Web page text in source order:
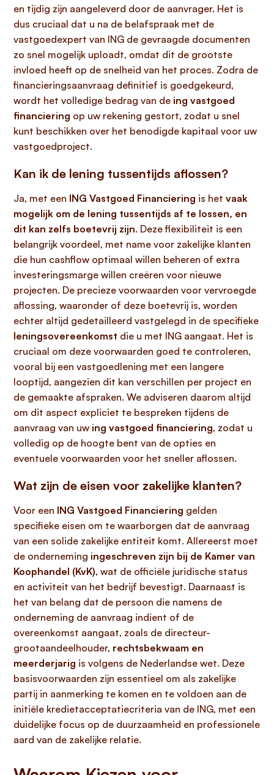
en tijdig zijn aangeleverd door de aanvrager. Het is
dus cruciaal dat u na de belafspraak met de
vastgoedexpert van ING de gevraagde documenten
zo snel mogelijk uploadt, omdat dit de grootste
invloed heeft op de snelheid van het proces. Zodra de
financieringsaanvraag definitief is goedgekeurd,
wordt het volledige bedrag van de ing vastgoed
financiering op uw rekening gestort, zodat u snel
kunt beschikken over het benodigde kapitaal voor uw
vastgoedproject.
Kan ik de lening tussentijds aflossen?
Ja, met een ING Vastgoed Financiering is het vaak
mogelijk om de lening tussentijds af te lossen, en
dit kan zelfs boetevrij zijn. Deze flexibiliteit is een
belangrijk voordeel, met name voor zakelijke klanten
die hun cashflow optimaal willen beheren of extra
investeringsmarge willen creëren voor nieuwe
projecten. De precieze voorwaarden voor vervroegde
aflossing, waaronder of deze boetevrij is, worden
echter altijd gedetailleerd vastgelegd in de specifieke
leningsovereenkomst die u met ING aangaat. Het is
cruciaal om deze voorwaarden goed te controleren,
vooral bij een vastgoedlening met een langere
looptijd, aangezien dit kan verschillen per project en
de gemaakte afspraken. We adviseren daarom altijd
om dit aspect expliciet te bespreken tijdens de
aanvraag van uw ing vastgoed financiering, zodat u
volledig op de hoogte bent van de opties en
eventuele voorwaarden voor het sneller aflossen.
Wat zijn de eisen voor zakelijke klanten?
Voor een ING Vastgoed Financiering gelden
specifieke eisen om te waarborgen dat de aanvraag
van een solide zakelijke entiteit komt. Allereerst moet
de onderneming ingeschreven zijn bij de Kamer van
Koophandel (KvK), wat de officiële juridische status
en activiteit van het bedrijf bevestigt. Daarnaast is
het van belang dat de persoon die namens de
onderneming de aanvraag indient of de
overeenkomst aangaat, zoals de directeur-
grootaandeelhouder, rechtsbekwaam en
meerderjarig is volgens de Nederlandse wet. Deze
basisvoorwaarden zijn essentieel om als zakelijke
partij in aanmerking te komen en te voldoen aan de
initiële kredietacceptatiecriteria van de ING, met een
duidelijke focus op de duurzaamheid en professionele
aard van de zakelijke relatie.